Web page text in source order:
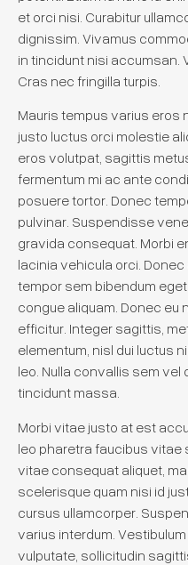
et orci nisi. Curabitur
dignissim. Vivamus
in tincidunt nisi accumsan.
Cras nec fringilla turpis.
Mauris tempus varius eros
justo luctus orci molestie
eros volutpat, sagittis
fermentum mi ac ante
posuere tortor. Donec
pulvinar. Suspendisse
gravida consequat. Morbi
lacinia vehicula orci.
tempor sem bibendum
congue aliquam. Donec eu
efficitur. Integer sagittis,
elementum, nisl dui luctus
leo. Nulla convallis sem vel
tincidunt massa.
Morbi vitae justo at est
leo pharetra faucibus vitae
vitae consequat aliquet,
scelerisque quam nisi id
cursus ullamcorper.
varius interdum.
vulputate, sollicitudin